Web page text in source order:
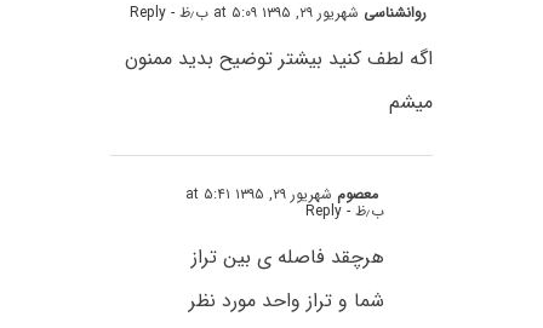
روانشناسی شهریور ۲۹, ۱۳۹۵ at ۵:۰۹ ب٫ظ - Reply
اگه لطف کنید بیشتر توضیح بدید ممنون
میشم
معصوم شهریور ۲۹, ۱۳۹۵ at ۵:۴۱
ب٫ظ - Reply
هرچقد فاصله ی بین تراز
شما و تراز واحد مورد نظر